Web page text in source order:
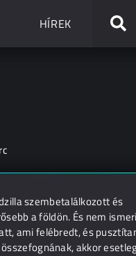
HÍREK
szembetalálkozott és
a földön. És nem
ami felébredt, és
akkor